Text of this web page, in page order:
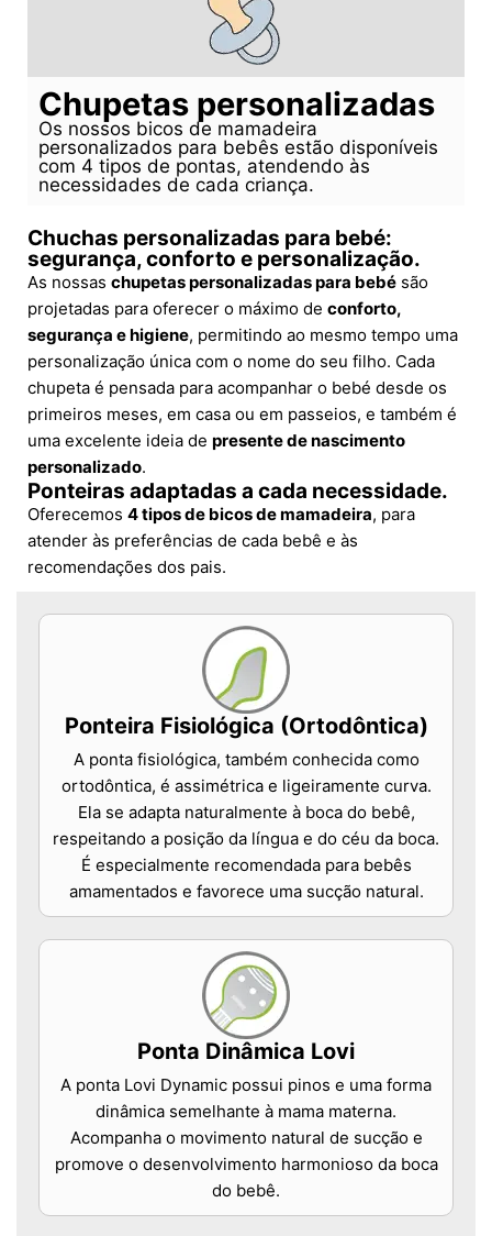
Chupetas personalizadas
Os nossos bicos de mamadeira
personalizados para bebês estão disponíveis
com 4 tipos de pontas, atendendo às
necessidades de cada criança.
Chuchas personalizadas para bebé:
segurança, conforto e personalização.
As nossas chupetas personalizadas para bebé são
projetadas para oferecer o máximo de conforto,
segurança e higiene, permitindo ao mesmo tempo uma
personalização única com o nome do seu filho. Cada
chupeta é pensada para acompanhar o bebé desde os
primeiros meses, em casa ou em passeios, e também é
uma excelente ideia de presente de nascimento
personalizado.
Ponteiras adaptadas a cada necessidade.
Oferecemos 4 tipos de bicos de mamadeira, para
atender às preferências de cada bebê e às
recomendações dos pais.
Ponteira Fisiológica (Ortodôntica)
A ponta fisiológica, também conhecida como
ortodôntica, é assimétrica e ligeiramente curva.
Ela se adapta naturalmente à boca do bebê,
respeitando a posição da língua e do céu da boca.
É especialmente recomendada para bebês
amamentados e favorece uma sucção natural.
Ponta Dinâmica Lovi
A ponta Lovi Dynamic possui pinos e uma forma
dinâmica semelhante à mama materna.
Acompanha o movimento natural de sucção e
promove o desenvolvimento harmonioso da boca
do bebê.